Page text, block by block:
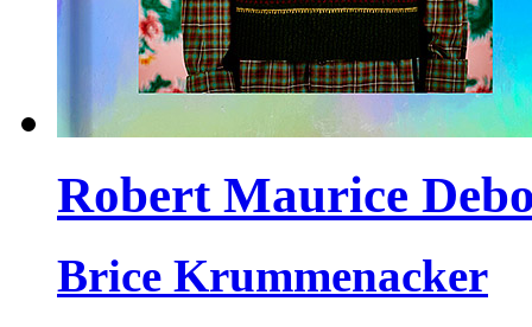
Robert Maurice
Brice Krummenacker